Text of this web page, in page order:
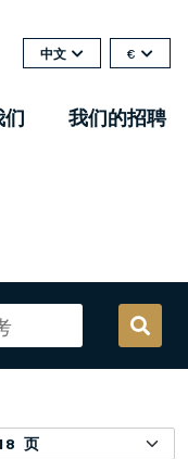
中文 €
我们的招聘
页